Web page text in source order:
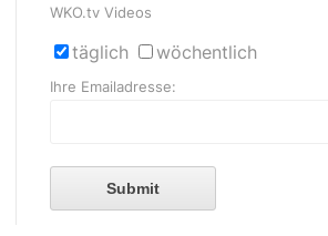
WKO.tv Videos
täglich wöchentlich
Ihre Emailadresse:
Submit